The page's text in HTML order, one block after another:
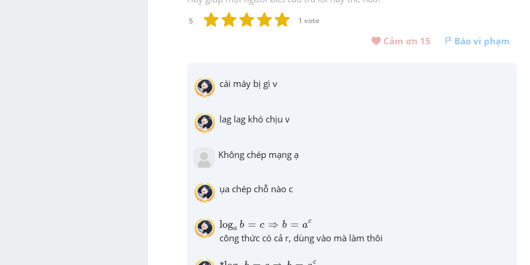
5 1 vote
Cảm ơn 15 Báo vi phạm
cái máy bị gì v
lag lag khó chịu v
Không chép mạng ạ
ụa chép chỗ nào c
loga b = c ⇒ b = ac
log ab ⇒ = ac
công thức có cả r, dùng vào mà làm thôi
c
log ab ⇒ = ac